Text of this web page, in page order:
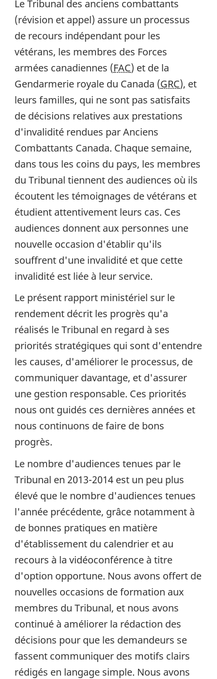
Le Tribunal des anciens combattants
(révision et appel) assure un processus
de recours indépendant pour les
vétérans, les membres des Forces
armées canadiennes (FAC) et de la
Gendarmerie royale du Canada (GRC), et
leurs familles, qui ne sont pas satisfaits
de décisions relatives aux prestations
d'invalidité rendues par Anciens
Combattants Canada. Chaque semaine,
dans tous les coins du pays, les membres
du Tribunal tiennent des audiences où ils
écoutent les témoignages de vétérans et
étudient attentivement leurs cas. Ces
audiences donnent aux personnes une
nouvelle occasion d'établir qu'ils
souffrent d'une invalidité et que cette
invalidité est liée à leur service.
Le présent rapport ministériel sur le
rendement décrit les progrès qu'a
réalisés le Tribunal en regard à ses
priorités stratégiques qui sont d'entendre
les causes, d'améliorer le processus, de
communiquer davantage, et d'assurer
une gestion responsable. Ces priorités
nous ont guidés ces dernières années et
nous continuons de faire de bons
progrès.
Le nombre d'audiences tenues par le
Tribunal en 2013-2014 est un peu plus
élevé que le nombre d'audiences tenues
l'année précédente, grâce notamment à
de bonnes pratiques en matière
d'établissement du calendrier et au
recours à la vidéoconférence à titre
d'option opportune. Nous avons offert de
nouvelles occasions de formation aux
membres du Tribunal, et nous avons
continué à améliorer la rédaction des
décisions pour que les demandeurs se
fassent communiquer des motifs clairs
rédigés en langage simple. Nous avons